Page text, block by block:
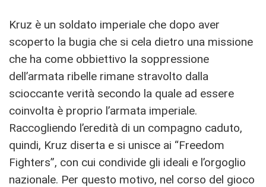
Kruz è un soldato imperiale che dopo aver
scoperto la bugia che si cela dietro una missione
che ha come obbiettivo la soppressione
dell’armata ribelle rimane stravolto dalla
scioccante verità secondo la quale ad essere
coinvolta è proprio l’armata imperiale.
Raccogliendo l’eredità di un compagno caduto,
quindi, Kruz diserta e si unisce ai “Freedom
Fighters”, con cui condivide gli ideali e l’orgoglio
nazionale. Per questo motivo, nel corso del gioco